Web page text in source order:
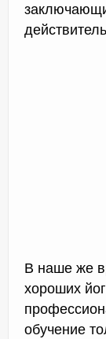
В наше же
хороших
обучение